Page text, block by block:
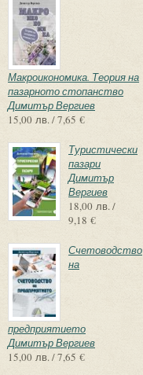
Макроикономика. Теория на
пазарното стопанство
Димитър Вергиев
15,00 лв. / 7,65 €
Туристически
пазари
Димитър
Вергиев
18,00 лв. /
9,18 €
Счетоводство
на
предприятието
Димитър Вергиев
15,00 лв. / 7,65 €